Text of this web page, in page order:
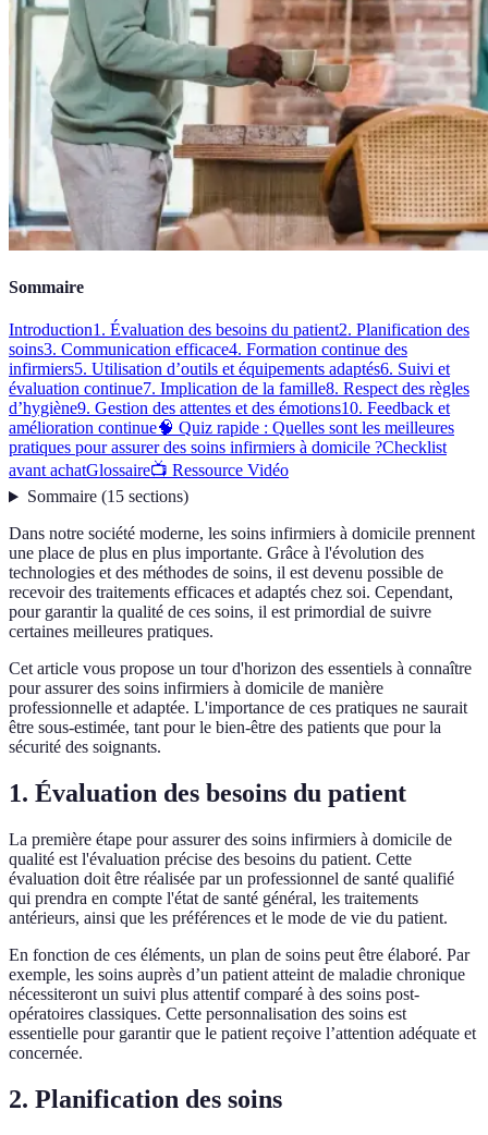
Sommaire
Introduction1. Évaluation des besoins du patient2. Planification des
soins3. Communication efficace4. Formation continue des
infirmiers5. Utilisation d’outils et équipements adaptés6. Suivi et
évaluation continue7. Implication de la famille8. Respect des règles
d’hygiène9. Gestion des attentes et des émotions10. Feedback et
amélioration continue🧠 Quiz rapide : Quelles sont les meilleures
pratiques pour assurer des soins infirmiers à domicile ?Checklist
avant achatGlossaire📺 Ressource Vidéo
Sommaire(15 sections)
Dans notre société moderne, les soins infirmiers à domicile prennent
une place de plus en plus importante. Grâce à l'évolution des
technologies et des méthodes de soins, il est devenu possible de
recevoir des traitements efficaces et adaptés chez soi. Cependant,
pour garantir la qualité de ces soins, il est primordial de suivre
certaines meilleures pratiques.
Cet article vous propose un tour d'horizon des essentiels à connaître
pour assurer des soins infirmiers à domicile de manière
professionnelle et adaptée. L'importance de ces pratiques ne saurait
être sous-estimée, tant pour le bien-être des patients que pour la
sécurité des soignants.
1. Évaluation des besoins du patient
La première étape pour assurer des soins infirmiers à domicile de
qualité est l'évaluation précise des besoins du patient. Cette
évaluation doit être réalisée par un professionnel de santé qualifié
qui prendra en compte l'état de santé général, les traitements
antérieurs, ainsi que les préférences et le mode de vie du patient.
En fonction de ces éléments, un plan de soins peut être élaboré. Par
exemple, les soins auprès d’un patient atteint de maladie chronique
nécessiteront un suivi plus attentif comparé à des soins post-
opératoires classiques. Cette personnalisation des soins est
essentielle pour garantir que le patient reçoive l’attention adéquate et
concernée.
2. Planification des soins